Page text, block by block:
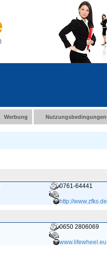
Werbung Nutzungsbedingungen
0761-64441
http://www.zfks.de
0650 2806069
www.lifewheel.eu